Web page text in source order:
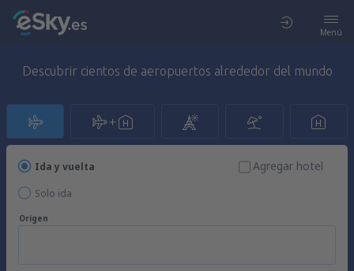
Menú
Descubrir cientos de aeropuertos alrededor del mundo
Ida y vuelta
Solo ida
Agregar hotel
Origen